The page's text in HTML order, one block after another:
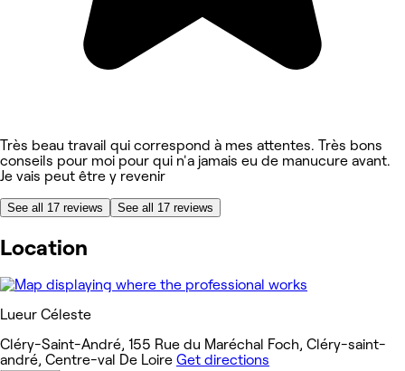
Très beau travail qui correspond à mes attentes. Très bons
conseils pour moi pour qui n'a jamais eu de manucure avant.
Je vais peut être y revenir
See all 17 reviews See all 17 reviews
Location
Lueur Céleste
Cléry-Saint-André, 155 Rue du Maréchal Foch, Cléry-saint-
andré, Centre-val De Loire Get directions